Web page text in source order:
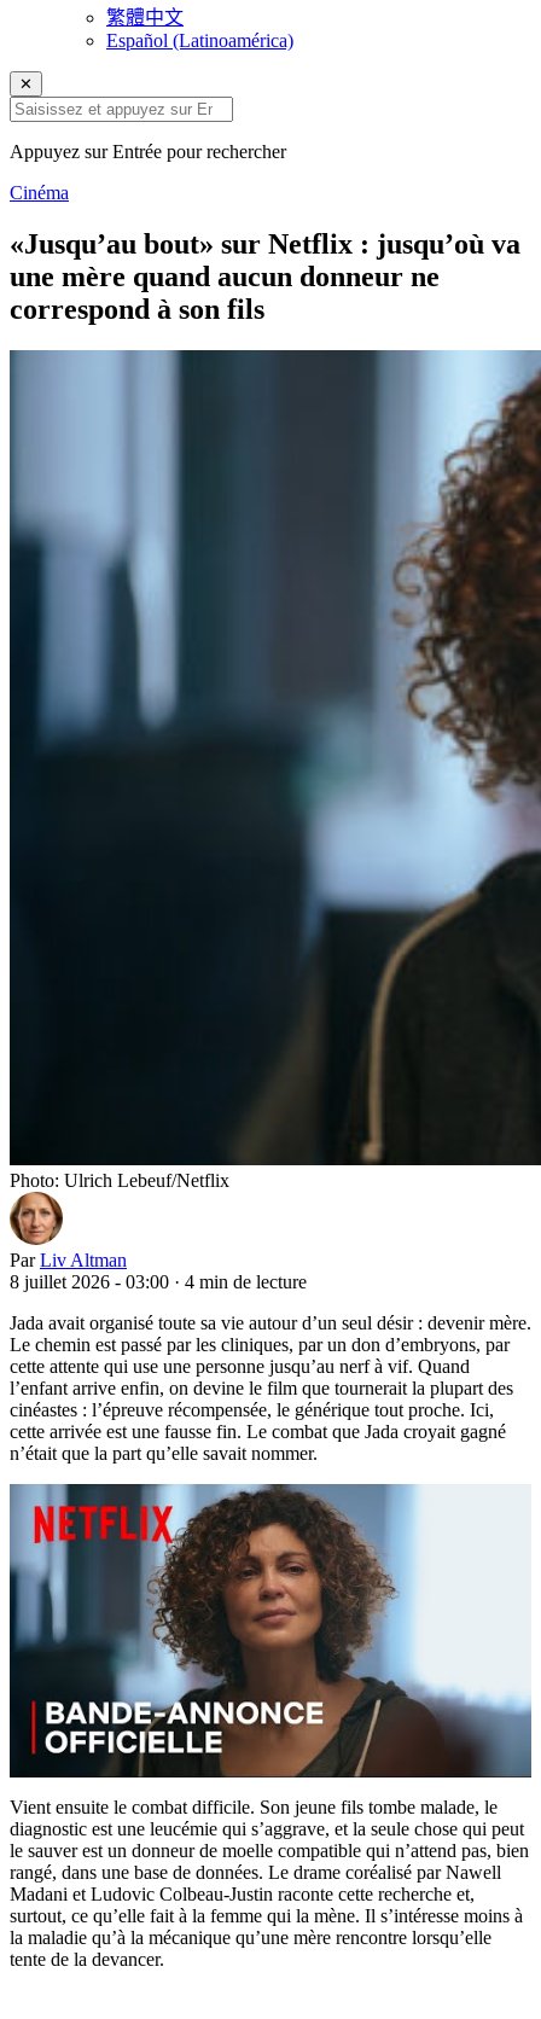
繁體中文
Español (Latinoamérica)
✕
Appuyez sur Entrée pour rechercher
Cinéma
«Jusqu’au bout» sur Netflix : jusqu’où va
une mère quand aucun donneur ne
correspond à son fils
Photo: Ulrich Lebeuf/Netflix
Par Liv Altman
8 juillet 2026 - 03:00 · 4 min de lecture
Jada avait organisé toute sa vie autour d’un seul désir : devenir mère.
Le chemin est passé par les cliniques, par un don d’embryons, par
cette attente qui use une personne jusqu’au nerf à vif. Quand
l’enfant arrive enfin, on devine le film que tournerait la plupart des
cinéastes : l’épreuve récompensée, le générique tout proche. Ici,
cette arrivée est une fausse fin. Le combat que Jada croyait gagné
n’était que la part qu’elle savait nommer.
Vient ensuite le combat difficile. Son jeune fils tombe malade, le
diagnostic est une leucémie qui s’aggrave, et la seule chose qui peut
le sauver est un donneur de moelle compatible qui n’attend pas, bien
rangé, dans une base de données. Le drame coréalisé par Nawell
Madani et Ludovic Colbeau-Justin raconte cette recherche et,
surtout, ce qu’elle fait à la femme qui la mène. Il s’intéresse moins à
la maladie qu’à la mécanique qu’une mère rencontre lorsqu’elle
tente de la devancer.